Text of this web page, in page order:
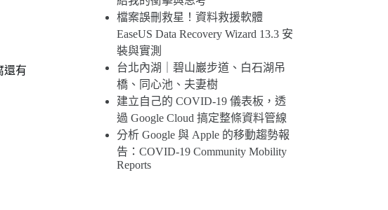
還有
檔案誤刪救星！資料救援軟體
EaseUS Data Recovery Wizard 13.3 安
裝與實測
台北內湖｜碧山巖步道、白石湖吊
橋、同心池、夫妻樹
建立自己的 COVID-19 儀表板，透
過 Google Cloud 搞定整條資料管線
分析 Google 與 Apple 的移動趨勢報
告：COVID-19 Community Mobility
Reports